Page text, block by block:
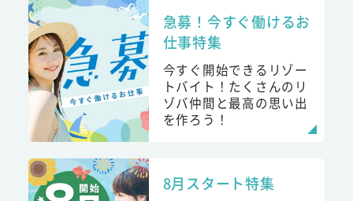
急募！今すぐ働けるお
仕事特集
今すぐ開始できるリゾー
トバイト！たくさんのリ
ゾバ仲間と最高の思い出
を作ろう！
8月スタート特集